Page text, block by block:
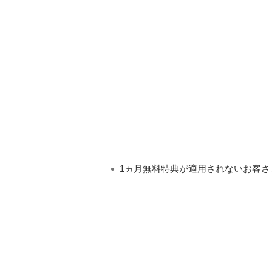
1ヵ月無料特典が適用されないお客さ